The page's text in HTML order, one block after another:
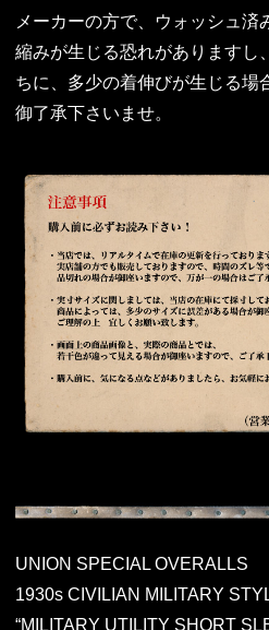
メーカーの方で、ウォッシュ済
縮みが生じる恐れがありますし
ちに、多少の着伸びが生じる場
御了承下さいませ。
UNION SPECIAL OVERALLS
1930s CIVILIAN MILITARY
“MILITARY UTILITY SHORT